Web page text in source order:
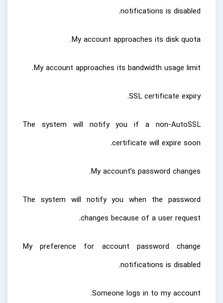
notifications is disabled.
My account approaches its disk quota.
My account approaches its bandwidth usage limit.
SSL certificate expiry.
The system will notify you if a non-AutoSSL
certificate will expire soon.
My account’s password changes.
The system will notify you when the password
changes because of a user request.
My preference for account password change
notifications is disabled.
Someone logs in to my account.